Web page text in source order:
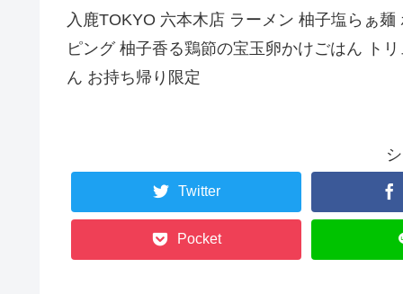
入鹿TOKYO 六本木店 ラーメン 柚子塩らぁ
ピング 柚子香る鶏節の宝玉卵かけごはん ト
ん お持ち帰り限定
Twitter
Pocket